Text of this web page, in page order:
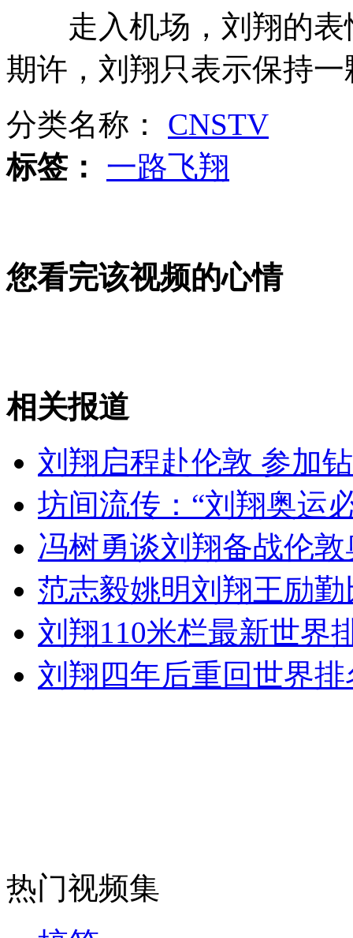
中央气象台继续发布台风橙色预警
实拍鱿鱼断臂逃生精彩瞬间
山西运城恶犬咬伤多人 警民合力深夜将其击毙
外交部：有关国家言论片面不公正
安徽一实载49人客车翻车
走！跟着总书记去植树
消防员救轻生者 花炮节热闹非凡 减压"枕头大战"
走入机场，刘翔的表
期许，刘翔只表示保持
分类名称： CNSTV
标签：
一路飞翔
您看完该视频的心情
相关报道
刘翔启程赴伦敦 参加
坊间流传：“刘翔奥运
冯树勇谈刘翔备战伦
范志毅姚明刘翔王励
刘翔110米栏最新世界
刘翔四年后重回世界
热门视频集